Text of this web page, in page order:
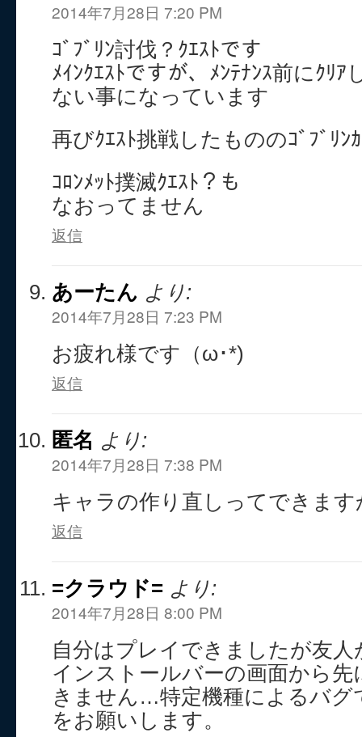
2014年7月28日 7:20 PM
ｺﾞﾌﾞﾘﾝ討伐？ｸｴｽﾄです
ﾒｲﾝｸｴｽﾄですが、ﾒﾝﾃﾅﾝｽ前にｸﾘ
ない事になっています
再びｸｴｽﾄ挑戦したもののｺﾞﾌﾞﾘﾝ
ｺﾛﾝﾒｯﾄ撲滅ｸｴｽﾄ？も
なおってません
返信
あーたん より:
2014年7月28日 7:23 PM
お疲れ様です（ω･*)
返信
匿名 より:
2014年7月28日 7:38 PM
キャラの作り直しってできます
返信
=クラウド= より:
2014年7月28日 8:00 PM
自分はプレイできましたが友
インストールバーの画面から
きません…特定機種によるバグ
をお願いします。